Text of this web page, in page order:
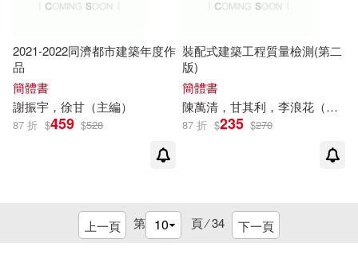
中共福州市委黨校（福州市行政學
中國南方電網有限責任公司基建部
中國地圖出版社(1)
中國工程院“生態文明建設若干戰略
中國工程院「生態文明建設若干戰
略問題研究」項目研究組編(1)
北京理工大學出版社(2)
北京美術攝影出版社(2)
北京聯合出版公司(2)
2021-2022同濟都市建築年度作
品
簡體書
謝振宇，徐甘 （主編）
87 折 $459 $528
裝配式建築工程質量檢測(第二
版)
簡體書
陳萬清， 甘其利，李浪花（主編）
87 折 $235 $270
上一頁 第 頁 ⁄34 下一頁